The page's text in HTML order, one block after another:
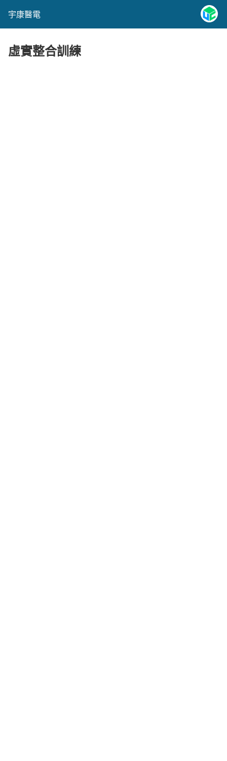
宇康醫電
虛實整合訓練